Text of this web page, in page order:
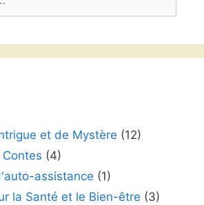
et de Mystère (12)
(4)
assistance (1)
la Santé et le Bien-être (3)